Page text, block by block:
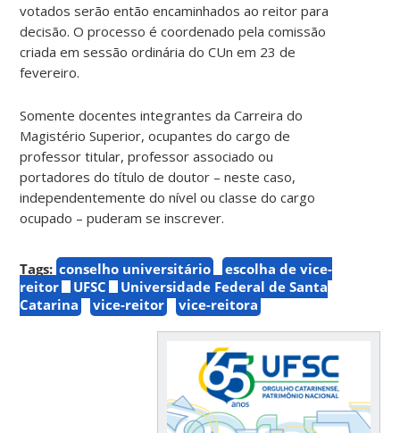
votados serão então encaminhados ao reitor para
decisão. O processo é coordenado pela comissão
criada em sessão ordinária do CUn em 23 de
fevereiro.
Somente docentes integrantes da Carreira do
Magistério Superior, ocupantes do cargo de
professor titular, professor associado ou
portadores do título de doutor – neste caso,
independentemente do nível ou classe do cargo
ocupado – puderam se inscrever.
Tags: conselho universitário
escolha de vice-
reitor
UFSC
Universidade Federal de Santa
Catarina
vice-reitor vice-reitora